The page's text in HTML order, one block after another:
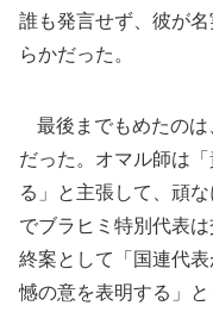
誰も発言せず、彼が
らかだった。
最後までもめたのは
だった。オマル師は
る」と主張して、頑
でブラヒミ特別代表
終案として「国連代
憾の意を表明する」